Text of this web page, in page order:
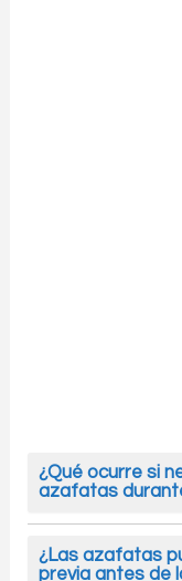
¿Qué ocurre si
azafatas
No hay
que necesitas
¿Las azafatas
previa antes de